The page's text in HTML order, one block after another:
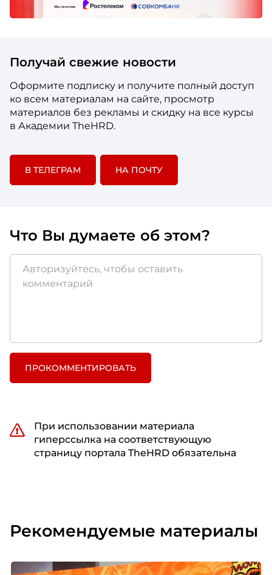
Получай свежие новости
Оформите подписку и получите полный доступ
ко всем материалам на сайте, просмотр
материалов без рекламы и скидку на все курсы
в Академии TheHRD.
В ТЕЛЕГРАМ НА ПОЧТУ
Что Вы думаете об этом?
ПРОКОММЕНТИРОВАТЬ
При использовании материала
гиперссылка на соответствующую
страницу портала TheHRD обязательна
Рекомендуемые материалы